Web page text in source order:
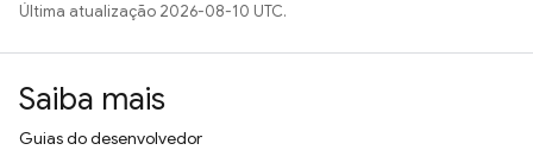
Última atualização 2026-08-10 UTC.
Saiba mais
Guias do desenvolvedor